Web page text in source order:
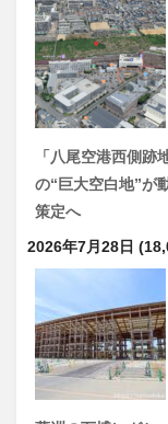
「八尾空港西側
の“巨大空白地”が
策定へ
2026年7月28日